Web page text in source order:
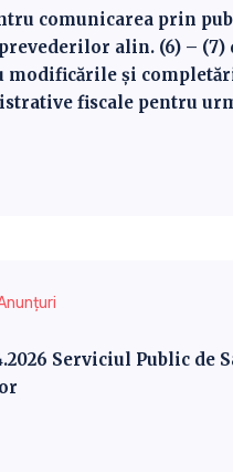
comunicarea prin
alin. (6) – (7)
modificările și
fiscale pentru
Serviciul Public de